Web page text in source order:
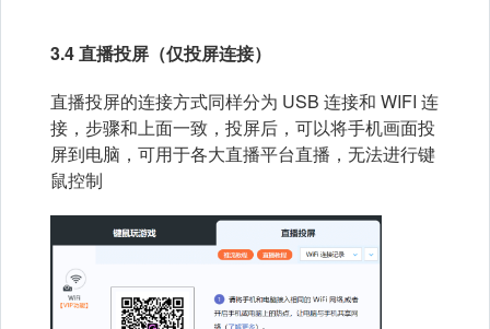
3.4 直播投屏（仅投屏连接）
直播投屏的连接方式同样分为 USB 连接和 WIFI 连
接，步骤和上面一致，投屏后，可以将手机画面投
屏到电脑，可用于各大直播平台直播，无法进行键
鼠控制